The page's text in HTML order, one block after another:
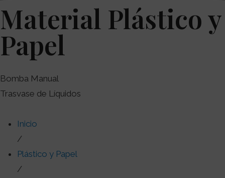
Material Plástico y
Papel
Bomba Manual
Trasvase de Líquidos
Inicio
/
Plástico y Papel
/